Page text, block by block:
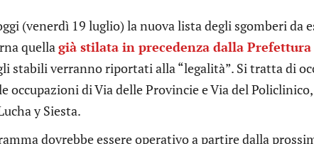
(venerdì 19 luglio) la nuova lista degli sgomberi da
quellagià stilata in precedenza dalla
stabili verranno riportati alla “legalità”. Si tratta di
occupazioni di Via delle Provincie e Via del
y Siesta.
dovrebbe essere operativo a partire dalla